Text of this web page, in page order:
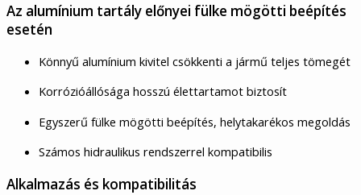
Az alumínium tartály előnyei fülke mögötti beépítés
esetén
Könnyű alumínium kivitel csökkenti a jármű teljes tömegét
Korrózióállósága hosszú élettartamot biztosít
Egyszerű fülke mögötti beépítés, helytakarékos megoldás
Számos hidraulikus rendszerrel kompatibilis
Alkalmazás és kompatibilitás